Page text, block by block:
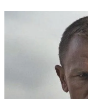
秋田県 M・I
で) デザイン
らえたよ